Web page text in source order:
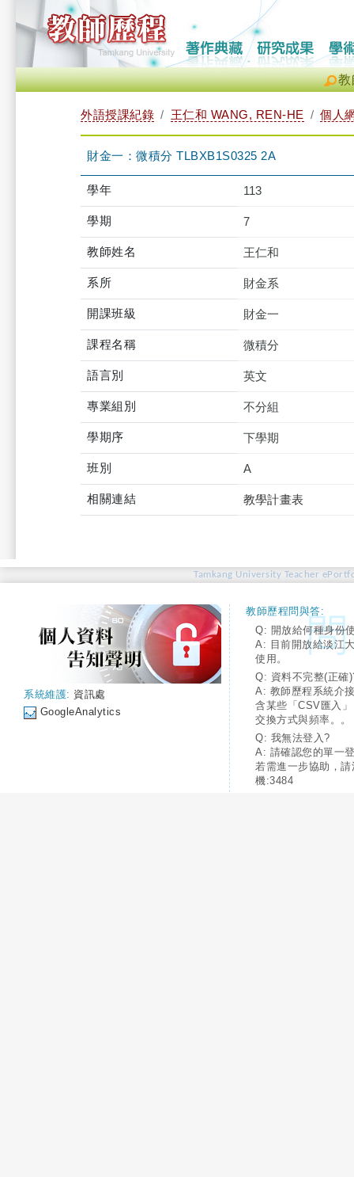
教
外語授課紀錄 王仁和 WANG, REN-HE 個人
財金一：微積分 TLBXB1S0325 2A
學年 113
學期 7
教師姓名 王仁和
系所 財金系
開課班級 財金一
課程名稱 微積分
語言別 英文
專業組別 不分組
學期序 下學期
班別 A
相關連結 教學計畫表
Tamkang University Teacher
系統維護: 資訊處
GoogleAnalytics
教師歷程問與答:
Q: 開放給何種身份
A: 目前開放給淡江
使用。
Q: 資料不完整(正確
A: 教師歷程系統介
含某些「CSV匯入
交換方式與頻率。。
Q: 我無法登入?
A: 請確認您的單一
若需進一步協助，
機:3484